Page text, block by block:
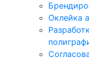
Оклейка